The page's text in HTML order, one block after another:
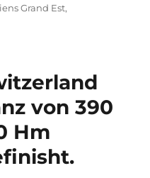
Grand Est,
von 390
Hm